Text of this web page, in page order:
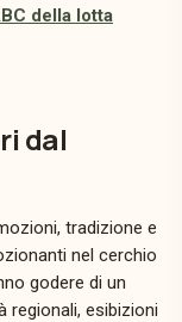
della lotta
dal
tradizione e
nel cerchio
godere di un
regionali, esibizioni